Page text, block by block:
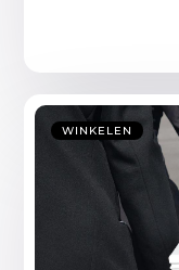
WINKELEN